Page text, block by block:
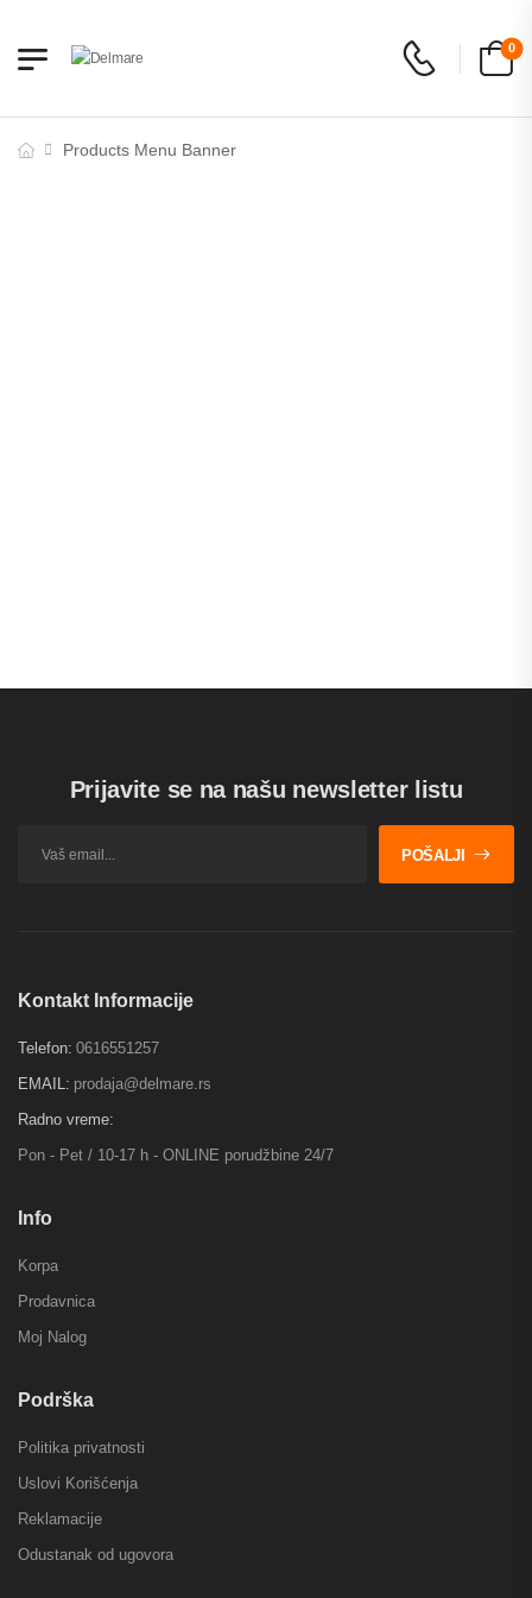
0
Products Menu Banner
Prijavite se na našu newsletter listu
POŠALJI
Kontakt Informacije
Telefon: 0616551257
EMAIL: prodaja@delmare.rs
Radno vreme:
Pon - Pet / 10-17 h - ONLINE porudžbine 24/7
Info
Korpa
Prodavnica
Moj Nalog
Podrška
Politika privatnosti
Uslovi Korišćenja
Reklamacije
Odustanak od ugovora